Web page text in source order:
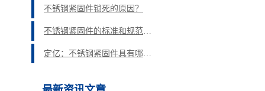
不锈钢紧固件锁死的原因？
不锈钢紧固件的标准和规范是什么？
定亿：不锈钢紧固件具有哪些性能？